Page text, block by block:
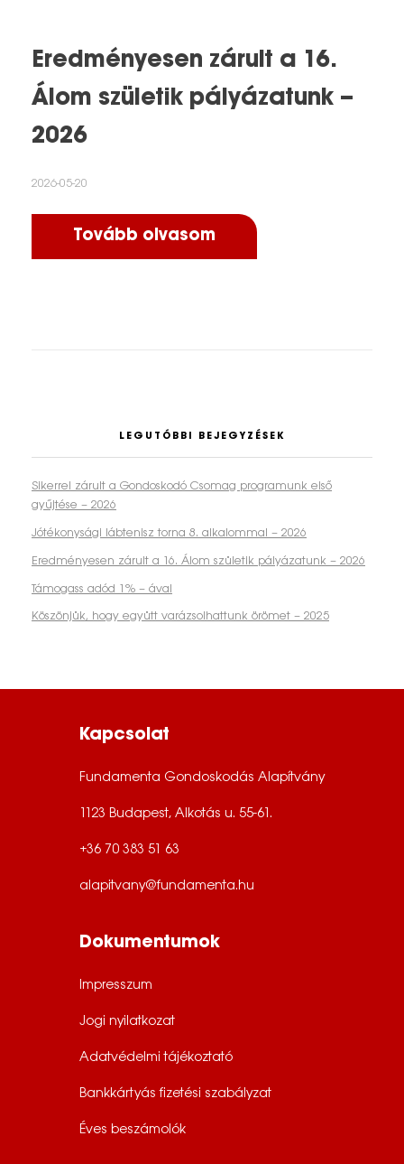
Eredményesen zárult a 16.
Álom születik pályázatunk –
2026
2026-05-20
Tovább olvasom
LEGUTÓBBI BEJEGYZÉSEK
Sikerrel zárult a Gondoskodó Csomag programunk első
gyűjtése – 2026
Jótékonysági lábtenisz torna 8. alkalommal – 2026
Eredményesen zárult a 16. Álom születik pályázatunk – 2026
Támogass adód 1% – ával
Köszönjük, hogy együtt varázsolhattunk örömet – 2025
Kapcsolat
Fundamenta Gondoskodás Alapítvány
1123 Budapest, Alkotás u. 55-61.
+36 70 383 51 63
alapitvany@fundamenta.hu
Dokumentumok
Impresszum
Jogi nyilatkozat
Adatvédelmi tájékoztató
Bankkártyás fizetési szabályzat
Éves beszámolók